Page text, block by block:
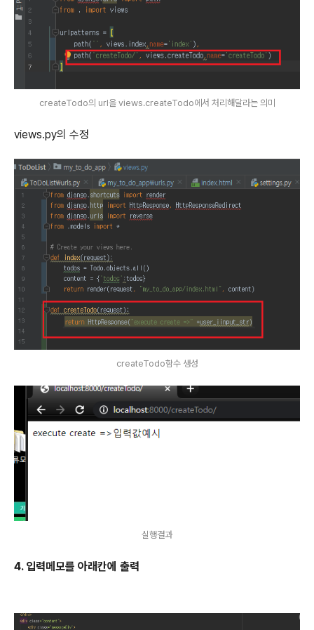
createTodo의 url을 views.createTodo에서 처리해달라는 의미
views.py의 수정
createTodo함수 생성
실행결과
4. 입력메모를 아래칸에 출력